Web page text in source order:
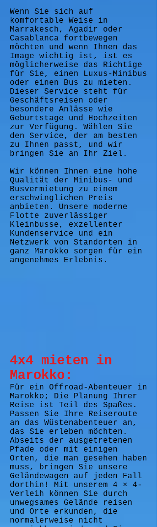
Wenn Sie sich auf
komfortable Weise in
Marrakesch, Agadir oder
Casablanca fortbewegen
möchten und wenn Ihnen das
Image wichtig ist, ist es
möglicherweise das Richtige
für Sie, einen Luxus-Minibus
oder einen Bus zu mieten.
Dieser Service steht für
Geschäftsreisen oder
besondere Anlässe wie
Geburtstage und Hochzeiten
zur Verfügung. Wählen Sie
den Service, der am besten
zu Ihnen passt, und wir
bringen Sie an Ihr Ziel.
Wir können Ihnen eine hohe
Qualität der Minibus- und
Busvermietung zu einem
erschwinglichen Preis
anbieten. Unsere moderne
Flotte zuverlässiger
Kleinbusse, exzellenter
Kundenservice und ein
Netzwerk von Standorten in
ganz Marokko sorgen für ein
angenehmes Erlebnis.
4x4 mieten in
Marokko:
Für ein Offroad-Abenteuer in
Marokko; Die Planung Ihrer
Reise ist Teil des Spaßes.
Passen Sie Ihre Reiseroute
an das Wüstenabenteuer an,
das Sie erleben möchten.
Abseits der ausgetretenen
Pfade oder mit einigen
Orten, die man gesehen haben
muss, bringen Sie unsere
Geländewagen auf jeden Fall
dorthin! Mit unserem 4 × 4-
Verleih können Sie durch
unwegsames Gelände reisen
und Orte erkunden, die
normalerweise nicht